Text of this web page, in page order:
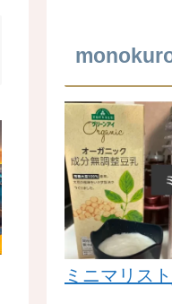
ミニマリス